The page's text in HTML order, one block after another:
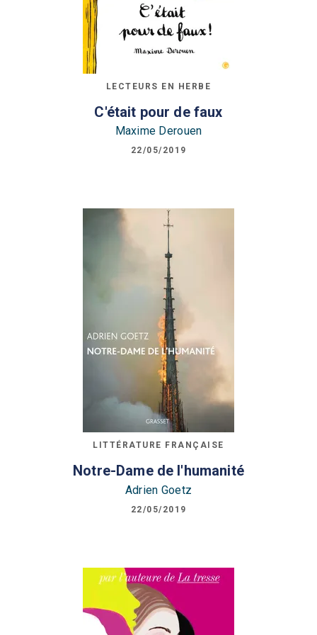
LECTEURS EN HERBE
C'était pour de faux
Maxime Derouen
22/05/2019
LITTÉRATURE FRANÇAISE
Notre-Dame de l'humanité
Adrien Goetz
22/05/2019